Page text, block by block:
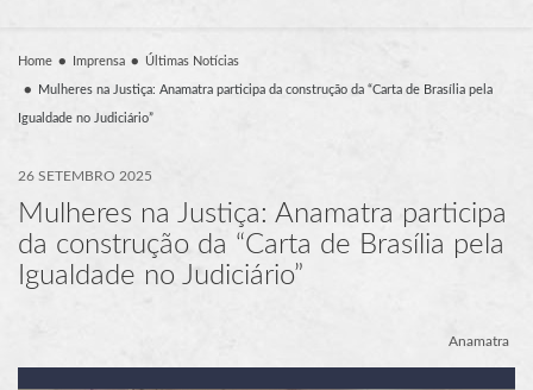
Home Imprensa Últimas Notícias
Mulheres na Justiça: Anamatra participa da construção da “Carta de Brasília pela
Igualdade no Judiciário”
26 SETEMBRO 2025
Mulheres na Justiça: Anamatra participa
da construção da “Carta de Brasília pela
Igualdade no Judiciário”
Anamatra